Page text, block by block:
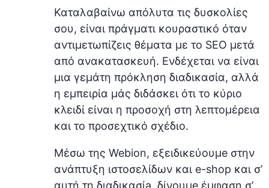
Καταλαβαίνω απόλυτα τις δυσκολίες
σου, είναι πράγματι κουραστικό όταν
αντιμετωπίζεις θέματα με το SEO μετά
από ανακατασκευή. Ενδέχεται να είναι
μια γεμάτη πρόκληση διαδικασία, αλλά
η εμπειρία μάς διδάσκει ότι το κύριο
κλειδί είναι η προσοχή στη λεπτομέρεια
και το προσεχτικό σχέδιο.
Μέσω της Webion, εξειδικεύoυμe στην
ανάπτυξη ιστοσελίδων και e-shop και σ’